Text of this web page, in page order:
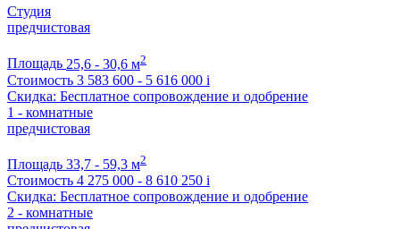
Студия
предчистовая
Площадь 25,6 - 30,6 м2
Стоимость 3 583 600 - 5 616 000 i
Скидка: Бесплатное сопровождение и одобрение
1 - комнатные
предчистовая
Площадь 33,7 - 59,3 м2
Стоимость 4 275 000 - 8 610 250 i
Скидка: Бесплатное сопровождение и одобрение
2 - комнатные